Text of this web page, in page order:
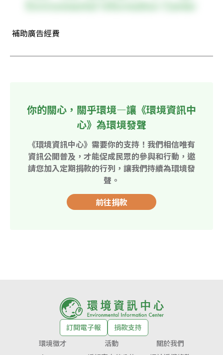
補助廣告經費
你的關心，關乎環境—讓《環境資訊中
心》為環境發聲
《環境資訊中心》需要你的支持！我們相信唯有
資訊公開普及，才能促成民眾的參與和行動，邀
請您加入定期捐款的行列，讓我們持續為環境發
聲。
前往捐款
訂閱電子報
捐款支持
環境徵才
活動
關於我們